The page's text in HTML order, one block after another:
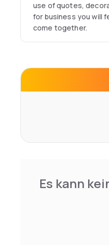
use of quotes,
for business you will
come together.
Es kann